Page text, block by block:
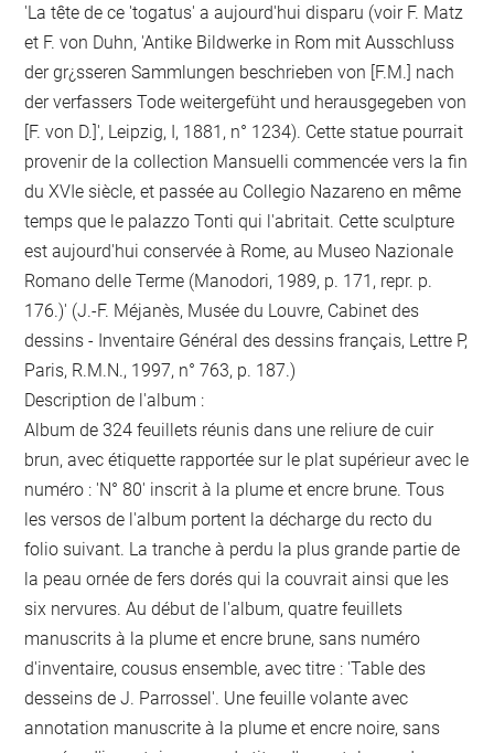
'La tête de ce 'togatus' a aujourd'hui disparu (voir F. Matz
et F. von Duhn, 'Antike Bildwerke in Rom mit Ausschluss
der gr¿sseren Sammlungen beschrieben von [F.M.] nach
der verfassers Tode weitergefüht und herausgegeben von
[F. von D.]', Leipzig, I, 1881, n° 1234). Cette statue pourrait
provenir de la collection Mansuelli commencée vers la fin
du XVIe siècle, et passée au Collegio Nazareno en même
temps que le palazzo Tonti qui l'abritait. Cette sculpture
est aujourd'hui conservée à Rome, au Museo Nazionale
Romano delle Terme (Manodori, 1989, p. 171, repr. p.
176.)' (J.-F. Méjanès, Musée du Louvre, Cabinet des
dessins - Inventaire Général des dessins français, Lettre P,
Paris, R.M.N., 1997, n° 763, p. 187.)
Description de l'album :
Album de 324 feuillets réunis dans une reliure de cuir
brun, avec étiquette rapportée sur le plat supérieur avec le
numéro : 'N° 80' inscrit à la plume et encre brune. Tous
les versos de l'album portent la décharge du recto du
folio suivant. La tranche à perdu la plus grande partie de
la peau ornée de fers dorés qui la couvrait ainsi que les
six nervures. Au début de l'album, quatre feuillets
manuscrits à la plume et encre brune, sans numéro
d'inventaire, cousus ensemble, avec titre : 'Table des
desseins de J. Parrossel'. Une feuille volante avec
annotation manuscrite à la plume et encre noire, sans